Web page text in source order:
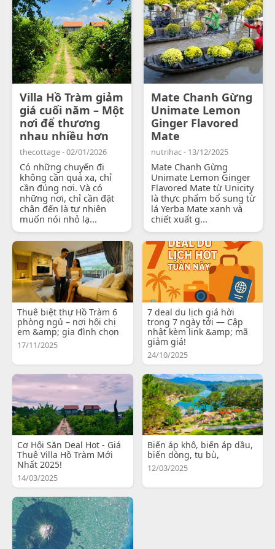
Villa Hồ Tràm giảm
giá cuối năm – Một
nơi để thương
nhau nhiều hơn
thecottage - 02/01/2026
Có những chuyến đi
không cần quá xa, chỉ
cần đúng nơi. Và có
những nơi, chỉ cần đặt
chân đến là tự nhiên
muốn nói nhỏ lạ...
Mate Chanh Gừng
Unimate Lemon
Ginger Flavored
Mate
nutrihac - 13/12/2025
Mate Chanh Gừng
Unimate Lemon Ginger
Flavored Mate từ Unicity
là thực phẩm bổ sung từ
lá Yerba Mate xanh và
chiết xuất g...
Thuê biệt thự Hồ Tràm 6
phòng ngủ – nơi hội chị
em &amp; gia đình chọn
17/11/2025
7 deal du lịch giá hời
trong 7 ngày tới — Cập
nhật kèm link &amp; mã
giảm giá!
24/10/2025
Cơ Hội Săn Deal Hot - Giá
Thuê Villa Hồ Tràm Mới
Nhất 2025!
14/03/2025
Biến áp khô, biến áp dầu,
biến dòng, tụ bù,
12/03/2025